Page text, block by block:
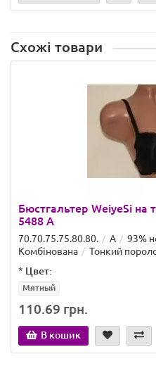
Схожі товари
Бюстгальтер WeiyeSi на
5488 A
70.70.75.75.80.80. A
93%
Комбінована
Тонкий
* Цвет:
Мятный
110.69 грн.
В кошик